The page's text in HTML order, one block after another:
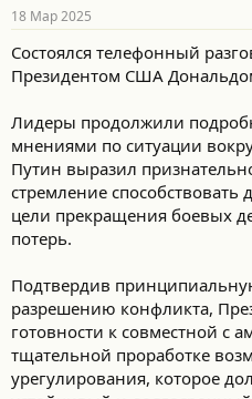
н
с
т
18 Мар 2025
Состоялся телефонный
Президентом США
Лидеры продолжили
мнениями по ситуации
Путин выразил
стремление
цели прекращения боевых
потерь.
Подтвердив
разрешению конфликта,
готовности к совместной с
тщательной проработке
урегулирования, которое